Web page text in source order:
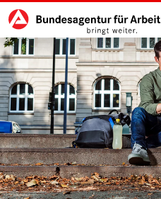
zu den Hauptinhalten springen
Hauptnavigation